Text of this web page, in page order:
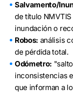
Salvamento/
de título
inundación o
Robos: análisis
de pérdida total.
Odómetro:
inconsistencias
que informan a